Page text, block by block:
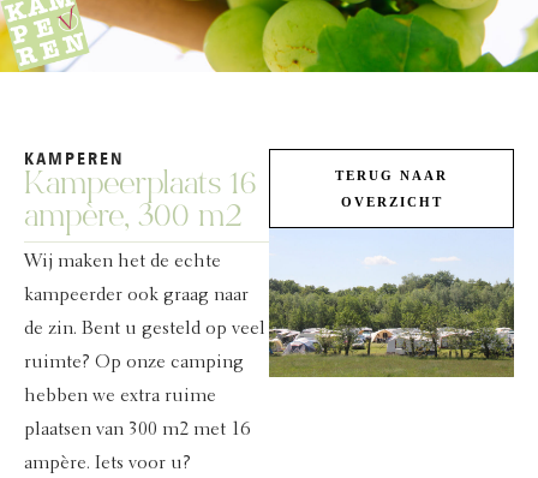
KAMPEREN
Kampeerplaats 16
ampère, 300 m2
Wij maken het de echte
kampeerder ook graag naar
de zin. Bent u gesteld op veel
ruimte? Op onze camping
hebben we extra ruime
plaatsen van 300 m2 met 16
ampère. Iets voor u?
TERUG NAAR
OVERZICHT